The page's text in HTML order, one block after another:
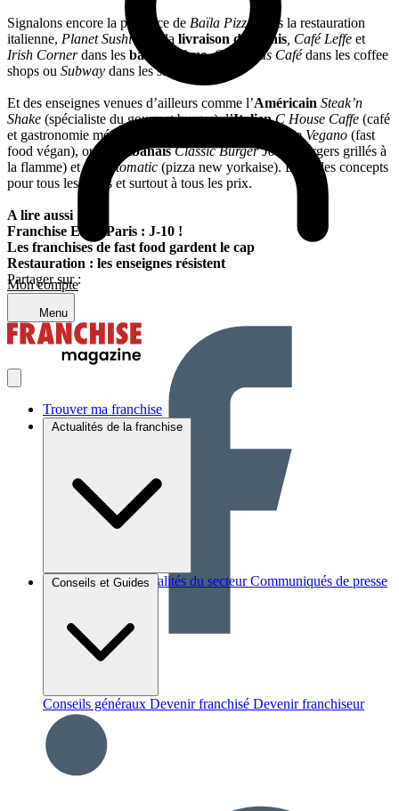
Mon compte
Menu
Trouver ma franchise
Actualités de la franchise
Brèves et actus Actualités du secteur Communiqués de presse
Conseils et Guides
Conseils généraux Devenir franchisé Devenir franchiseur
Signalons encore la présence de Baïla Pizza
dans la restauration
italienne, Planet Sushi dans la livraison de sushis , Café Leffe et
Irish Cornerdans les bars à thème,Columbus Cafédans les coffee
shops ou Subway dans les sandwicheries.
Et des enseignes venues d’ailleurs comme l’Américain Steak’n
Shake (spécialiste du gourmet burger), l’ItalienC House Caffe (café
et gastronomie méditerranéenne), le
Universo Vegano (fast
food végan), ou les
Libanais Classic Burger Joint
(burgers grillés à
la flamme) etTomatomatic (pizza new yorkaise). Bref, des concepts
pour tous les goûts et surtout à tous les prix.
A lire aussi :
Franchise Expo Paris : J-10 !
Les franchises de fast food gardent le cap
Restauration : les enseignes résistent
Partager sur :